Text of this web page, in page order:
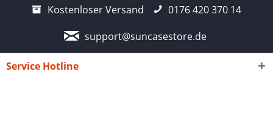
Kostenloser Versand
0176 420 370 14
support@suncasestore.de
Service Hotline